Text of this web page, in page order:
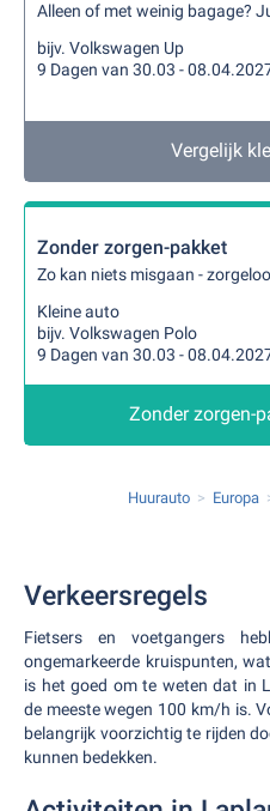
Alleen of met weinig bagage?
bijv. Volkswagen Up
9 Dagen van 30.03 -
Vergelijk
Zonder zorgen-pakket
Zo kan niets misgaan -
Kleine auto
bijv. Volkswagen Polo
9 Dagen van 30.03 -
Zonder zorgen-
Huurauto Europa
Verkeersregels
Fietsers en voetgangers
ongemarkeerde kruispunten,
is het goed om te weten dat in
de meeste wegen 100 km/h is.
belangrijk voorzichtig te rijden
kunnen bedekken.